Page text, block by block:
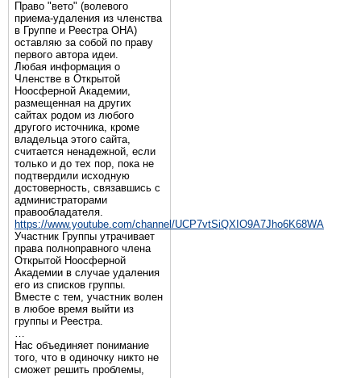
Право "вето" (волевого
приема-удаления из членства
в Группе и Реестра ОНА)
оставляю за собой по праву
первого автора идеи.
Любая информация о
Членстве в Открытой
Ноосферной Академии,
размещенная на других
сайтах родом из любого
другого источника, кроме
владельца этого сайта,
считается ненадежной, если
только и до тех пор, пока не
подтвердили исходную
достоверность, связавшись с
администраторами
правообладателя.
https://www.youtube.com/channel/UCP7vtSiQXIO9A7Jho6K68WA
Участник Группы утрачивает
права полноправного члена
Открытой Ноосферной
Академии в случае удаления
его из списков группы.
Вместе с тем, участник волен
в любое время выйти из
группы и Реестра.
…
Нас объединяет понимание
того, что в одиночку никто не
сможет решить проблемы,